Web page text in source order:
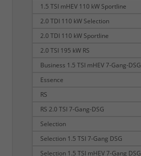
1.5 TSI mHEV 110 kW Sportline
2.0 TDI 110 kW Selection
2.0 TDI 110 kW Sportline
2.0 TSI 195 kW RS
Business 1.5 TSI mHEV 7-Gang-DSG
Essence
RS
RS 2.0 TSI 7-Gang-DSG
Selection
Selection 1.5 TSI 7-Gang DSG
Selection 1.5 TSI mHEV 7-Gang DSG